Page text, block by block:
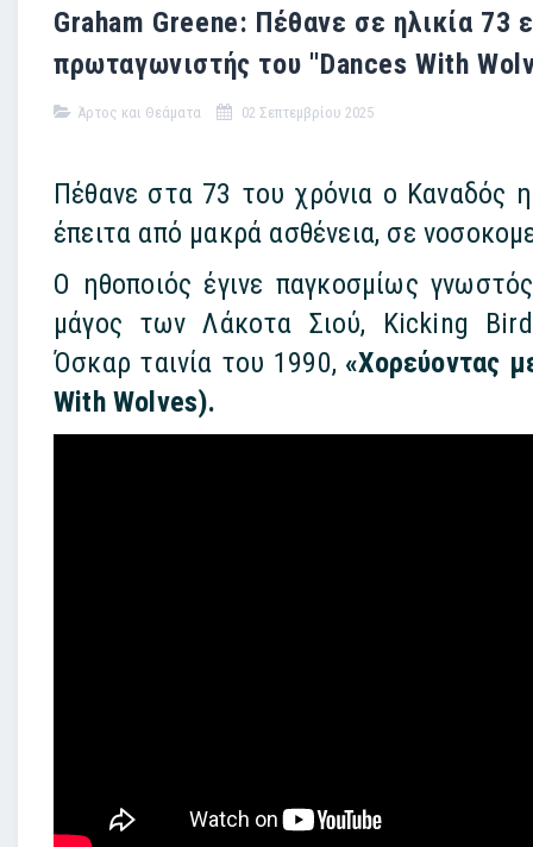
Graham Greene: Πέθανε σε ηλικία 73
πρωταγωνιστής του ''Dances With
Άρτος και Θεάματα 02 Σεπτεμβρίου 2025
Πέθανε στα 73 του χρόνια ο Καναδός
έπειτα από μακρά ασθένεια, σε
Ο ηθοποιός έγινε παγκοσμίως
μάγος των Λάκοτα Σιού, Kicking
Όσκαρ ταινία του 1990, «Χορεύοντας
With Wolves).